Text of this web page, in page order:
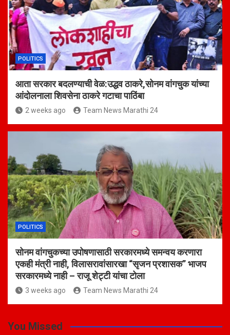
POLITICS
आता सरकार बदलण्याची वेळ:उद्धव ठाकरे,सोनम वांगचुक यांच्या
आंदोलनाला शिवसेना ठाकरे गटाचा पाठिंबा
2 weeks ago Team News Marathi 24
POLITICS
सोनम वांगचुकच्या उपोषणासाठी सरकारमध्ये समन्वय करणारा
एकही मंत्री नाही, विलासरावांसारखा “सृजन प्रशासक” भाजप
सरकारमध्ये नाही – राजू शेट्टी यांचा टोला
3 weeks ago Team News Marathi 24
You Missed